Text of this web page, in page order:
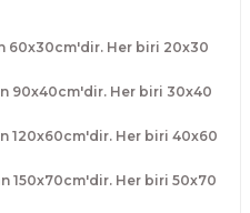
60x30cm'dir. Her biri 20x30
90x40cm'dir. Her biri 30x40
120x60cm'dir. Her biri 40x60
150x70cm'dir. Her biri 50x70